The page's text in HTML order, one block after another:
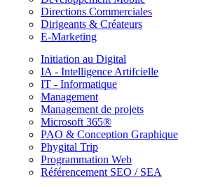
Directions Commerciales
Dirigeants & Créateurs
E-Marketing
Initiation au Digital
IA - Intelligence Artifcielle
IT - Informatique
Management
Management de projets
Microsoft 365®
PAO & Conception Graphique
Phygital Trip
Programmation Web
Référencement SEO / SEA